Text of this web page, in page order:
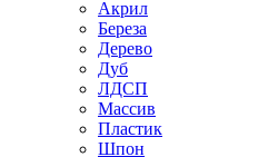
Акрил
Береза
Дерево
Дуб
ЛДСП
Массив
Пластик
Шпон